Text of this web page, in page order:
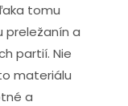
tomu
preležanín a
partií. Nie
materiálu
a